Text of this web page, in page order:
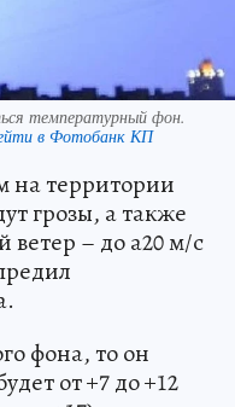
температурный фон.
в Фотобанк КП
на территории
грозы, а также
ветер – до а20 м/с
фона, то он
от +7 до +12